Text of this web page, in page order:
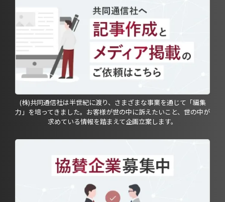
(株)共同通信社は半世紀に渡り、さまざまな事業を通じて「編集
力」を培ってきました。お客様が世の中に訴えたいこと、世の中が
求めている情報を踏まえて企画立案します。